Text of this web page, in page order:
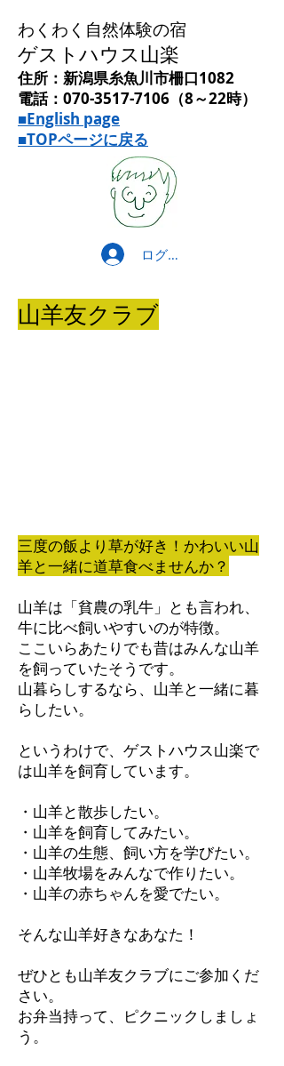
わくわく自然体験の宿
ゲストハウス山楽
住所：新潟県糸魚川市柵口1082
電話：070-3517-7106（8～22時）
■English page
■TOPページに戻る
ログイン
山羊友クラブ
三度の飯より草が好き！かわいい山
羊と一緒に道草食べませんか？
山羊は「貧農の乳牛」とも言われ、
牛に比べ飼いやすいのが特徴。
ここいらあたりでも昔はみんな山羊
を飼っていたそうです。​
山暮らしするなら、山羊と一緒に暮
らしたい。
というわけで、ゲストハウス山楽で
は山羊を飼育しています。
・山羊と散歩したい。
・山羊を飼育してみたい。
・山羊の生態、飼い方を学びたい。
・山羊牧場をみんなで作りたい。
・山羊の赤ちゃんを愛でたい。
そんな山羊好きなあなた！
ぜひとも山羊友クラブにご参加くだ
さい。
お弁当持って、ピクニックしましょ
う。